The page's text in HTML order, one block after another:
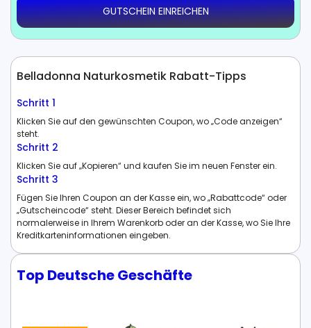
GUTSCHEIN EINREICHEN
Belladonna Naturkosmetik Rabatt-Tipps
Schritt 1
Klicken Sie auf den gewünschten Coupon, wo „Code anzeigen“
steht.
Schritt 2
Klicken Sie auf „Kopieren“ und kaufen Sie im neuen Fenster ein.
Schritt 3
Fügen Sie Ihren Coupon an der Kasse ein, wo „Rabattcode“ oder
„Gutscheincode“ steht. Dieser Bereich befindet sich
normalerweise in Ihrem Warenkorb oder an der Kasse, wo Sie Ihre
Kreditkarteninformationen eingeben.
Top Deutsche Geschäfte